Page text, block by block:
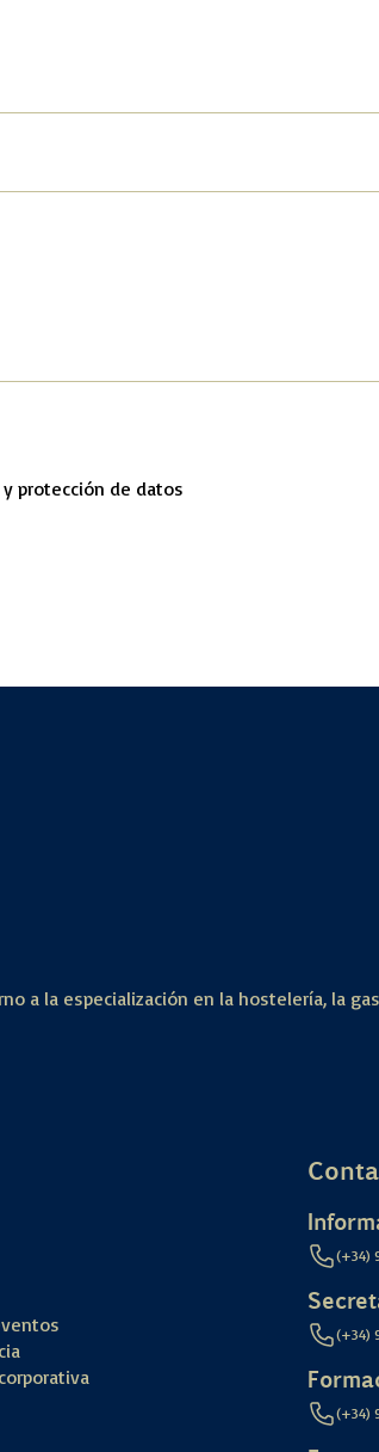
protección de datos
a la especialización en la hostelería, la
(+34)
(+34)
(+34)